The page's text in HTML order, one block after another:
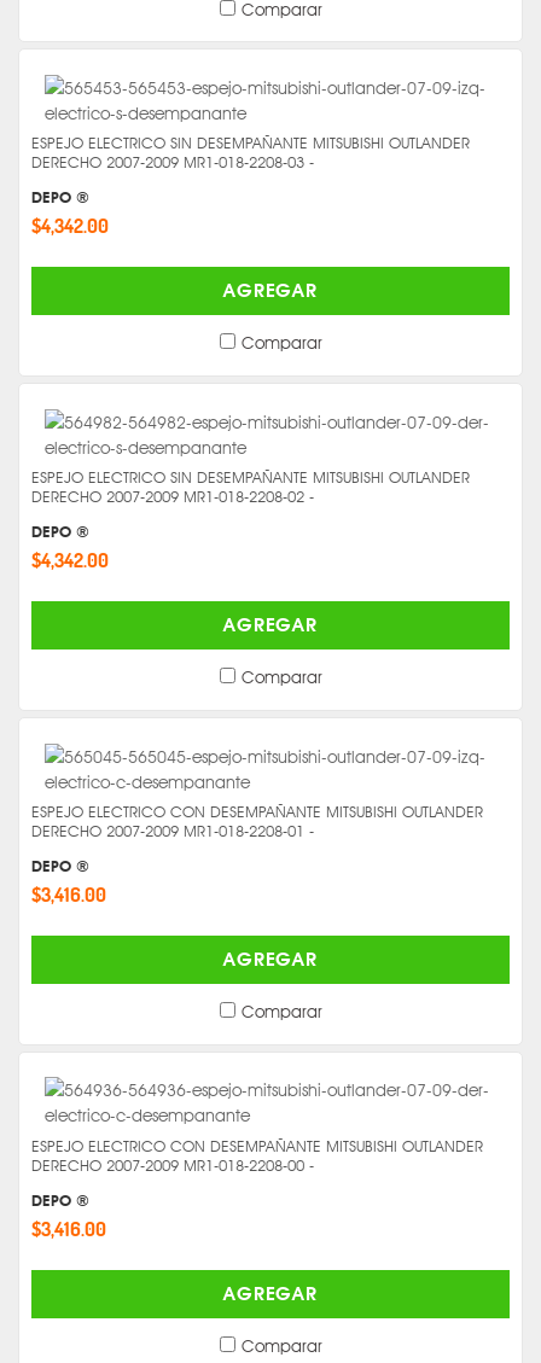
Comparar
ESPEJO ELECTRICO SIN DESEMPAÑANTE MITSUBISHI OUTLANDER
DERECHO 2007-2009 MR1-018-2208-03 -
DEPO ®
$4,342.00
AGREGAR
Comparar
ESPEJO ELECTRICO SIN DESEMPAÑANTE MITSUBISHI OUTLANDER
DERECHO 2007-2009 MR1-018-2208-02 -
DEPO ®
$4,342.00
AGREGAR
Comparar
ESPEJO ELECTRICO CON DESEMPAÑANTE MITSUBISHI OUTLANDER
DERECHO 2007-2009 MR1-018-2208-01 -
DEPO ®
$3,416.00
AGREGAR
Comparar
ESPEJO ELECTRICO CON DESEMPAÑANTE MITSUBISHI OUTLANDER
DERECHO 2007-2009 MR1-018-2208-00 -
DEPO ®
$3,416.00
AGREGAR
Comparar